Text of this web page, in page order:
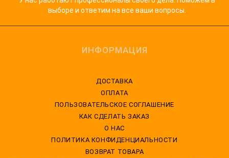
выборе и ответим на все ваши вопросы.
ИНФОРМАЦИЯ
ДОСТАВКА
ОПЛАТА
ПОЛЬЗОВАТЕЛЬСКОЕ СОГЛАШЕНИЕ
КАК СДЕЛАТЬ ЗАКАЗ
О НАС
ПОЛИТИКА КОНФИДЕНЦИАЛЬНОСТИ
ВОЗВРАТ ТОВАРА